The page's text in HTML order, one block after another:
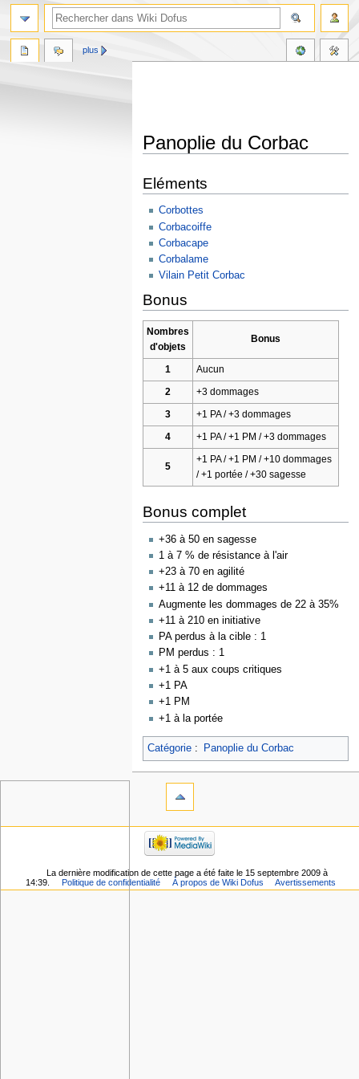
Panoplie du Corbac
à
navigation
à
recherche
Eléments
Corbottes
Corbacoiffe
Corbacape
Corbalame
Vilain Petit Corbac
Bonus
Nombres
d'objets
Bonus
1
Aucun
2
+3 dommages
3
+1 PA / +3 dommages
4
+1 PA / +1 PM / +3 dommages
5
+1 PA / +1 PM / +10 dommages
/ +1 portée / +30 sagesse
Bonus complet
+36 à 50 en sagesse
1 à 7 % de résistance à l'air
+23 à 70 en agilité
+11 à 12 de dommages
Augmente les dommages de 22 à 35%
+11 à 210 en initiative
PA perdus à la cible : 1
PM perdus : 1
+1 à 5 aux coups critiques
+1 PA
+1 PM
+1 à la portée
Catégorie: Panoplie du Corbac
plus
La dernière modification de cette page a été faite le 15 septembre 2009 à
14:39.
Politique de confidentialité À propos de Wiki Dofus Avertissements